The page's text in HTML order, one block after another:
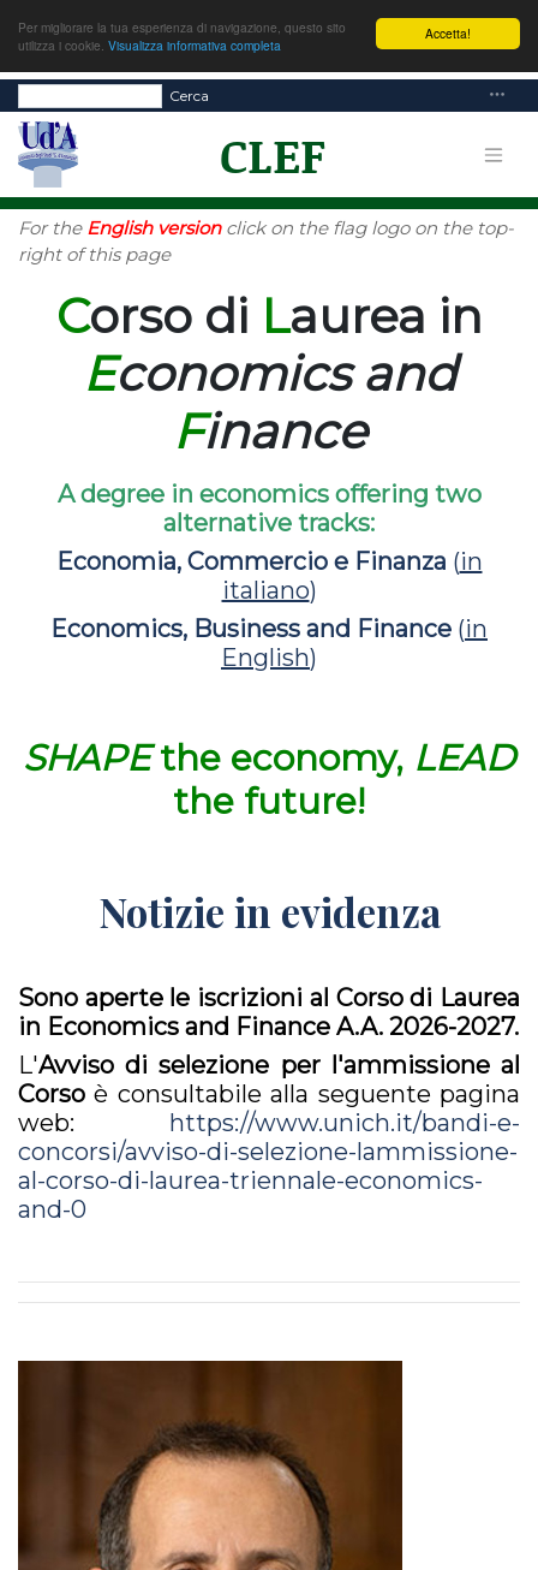
Accetta!
Per migliorare la tua esperienza di navigazione, questo sito
utilizza i cookie. Visualizza informativa completa
Cerca
For the English versionclick on the flag logo on the top-
right of this page
Corso di Laurea in
Economics and
Finance
A degree in economics offering two
alternative tracks:
Economia, Commercio e Finanza (in
italiano)
Economics, Business and Finance (in
English)
SHAPE the economy, LEAD
the future!
Notizie in evidenza
Sono aperte le iscrizioni al Corso di Laurea
in Economics and Finance A.A. 2026-2027.
L'Avviso di selezione per l'ammissione al
Corso è consultabile alla seguente pagina
web:
https://www.unich.it/bandi-e-
concorsi/avviso-di-selezione-lammissione-
al-corso-di-laurea-triennale-economics-
and-0